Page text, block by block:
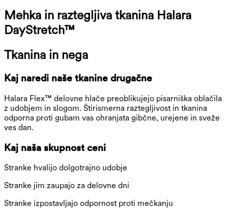
Mehka in raztegljiva tkanina Halara
DayStretch™
Tkanina in nega
Kaj naredi naše tkanine drugačne
Halara Flex™ delovne hlače preoblikujejo pisarniška oblačila
z udobjem in slogom. Štirismerna raztegljivost in tkanina
odporna proti gubam vas ohranjata gibčne, urejene in sveže
ves dan.
Kaj naša skupnost ceni
Stranke hvalijo dolgotrajno udobje
Stranke jim zaupajo za delovne dni
Stranke izpostavljajo odpornost proti mečkanju